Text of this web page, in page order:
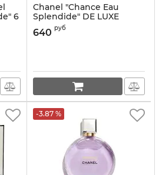
6
Chanel "Chance Eau
Splendide" DE LUXE
COLLECTION 55 ml
640 руб
-3.87 %